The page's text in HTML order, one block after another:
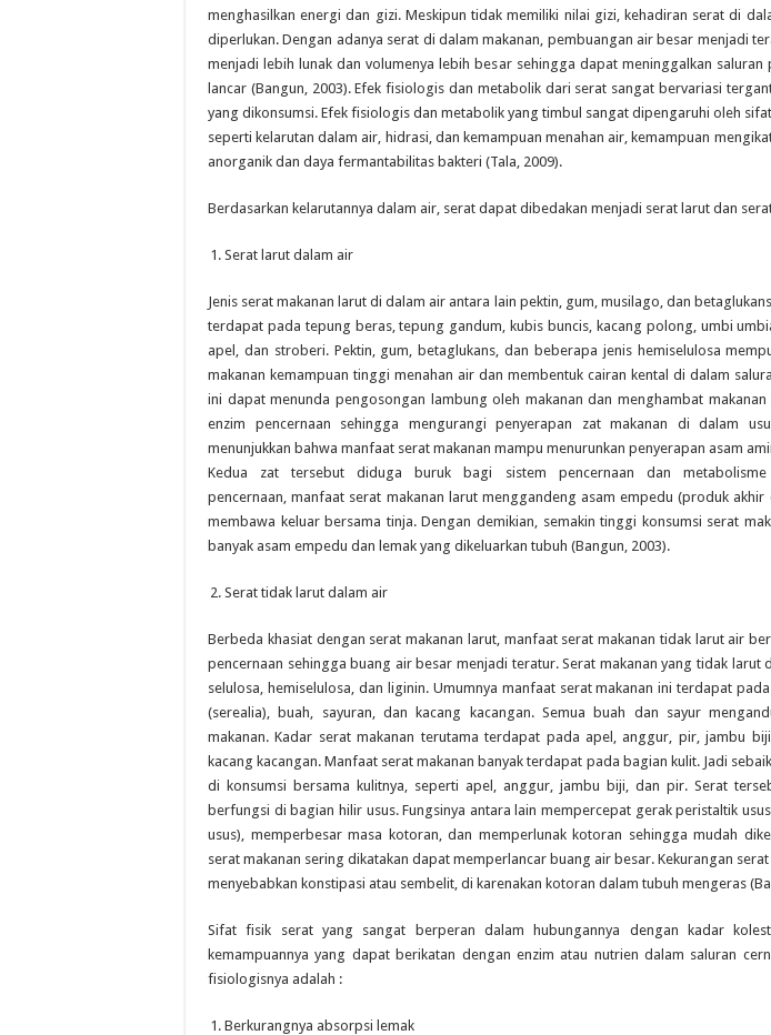
menghasilkan energi dan gizi. Meskipun tidak memiliki nilai gizi, kehadiran serat di
diperlukan. Dengan adanya serat di dalam makanan, pembuangan air besar menjadi
menjadi lebih lunak dan volumenya lebih besar sehingga dapat meninggalkan saluran
lancar (Bangun, 2003). Efek fisiologis dan metabolik dari serat sangat bervariasi
yang dikonsumsi. Efek fisiologis dan metabolik yang timbul sangat dipengaruhi oleh
seperti kelarutan dalam air, hidrasi, dan kemampuan menahan air, kemampuan
anorganik dan daya fermantabilitas bakteri (Tala, 2009).
Berdasarkan kelarutannya dalam air, serat dapat dibedakan menjadi serat larut dan
Serat larut dalam air
Jenis serat makanan larut di dalam air antara lain pektin, gum, musilago, dan
terdapat pada tepung beras, tepung gandum, kubis buncis, kacang polong, umbi
apel, dan stroberi. Pektin, gum, betaglukans, dan beberapa jenis hemiselulosa
makanan kemampuan tinggi menahan air dan membentuk cairan kental di dalam
ini dapat menunda pengosongan lambung oleh makanan dan menghambat
enzim pencernaan sehingga mengurangi penyerapan zat makanan di dalam
menunjukkan bahwa manfaat serat makanan mampu menurunkan penyerapan asam
Kedua zat tersebut diduga buruk bagi sistem pencernaan dan
pencernaan, manfaat serat makanan larut menggandeng asam empedu (produk
membawa keluar bersama tinja. Dengan demikian, semakin tinggi konsumsi serat
banyak asam empedu dan lemak yang dikeluarkan tubuh (Bangun, 2003).
Serat tidak larut dalam air
Berbeda khasiat dengan serat makanan larut, manfaat serat makanan tidak larut air
pencernaan sehingga buang air besar menjadi teratur. Serat makanan yang tidak larut
selulosa, hemiselulosa, dan liginin. Umumnya manfaat serat makanan ini terdapat
(serealia), buah, sayuran, dan kacang kacangan. Semua buah dan sayur
makanan. Kadar serat makanan terutama terdapat pada apel, anggur, pir, jambu
kacang kacangan. Manfaat serat makanan banyak terdapat pada bagian kulit. Jadi
di konsumsi bersama kulitnya, seperti apel, anggur, jambu biji, dan pir. Serat
berfungsi di bagian hilir usus. Fungsinya antara lain mempercepat gerak peristaltik
usus), memperbesar masa kotoran, dan memperlunak kotoran sehingga mudah
serat makanan sering dikatakan dapat memperlancar buang air besar. Kekurangan
menyebabkan konstipasi atau sembelit, di karenakan kotoran dalam tubuh mengeras
Sifat fisik serat yang sangat berperan dalam hubungannya dengan kadar
kemampuannya yang dapat berikatan dengan enzim atau nutrien dalam saluran
fisiologisnya adalah :
Berkurangnya absorpsi lemak